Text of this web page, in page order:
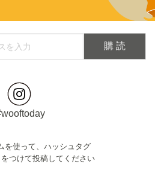
を使って、ハッシュタグ
をつけて投稿してください